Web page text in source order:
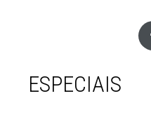
ESPECIAIS